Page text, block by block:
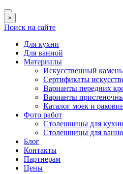
×
Поиск на сайте
Для кухни
Для ванной
Материалы
Искусственный камень
Сертификаты
Варианты передних
Варианты
Каталог моек и
Фото работ
Столешницы для кухни
Столешницы для
Блог
Контакты
Партнерам
Цены